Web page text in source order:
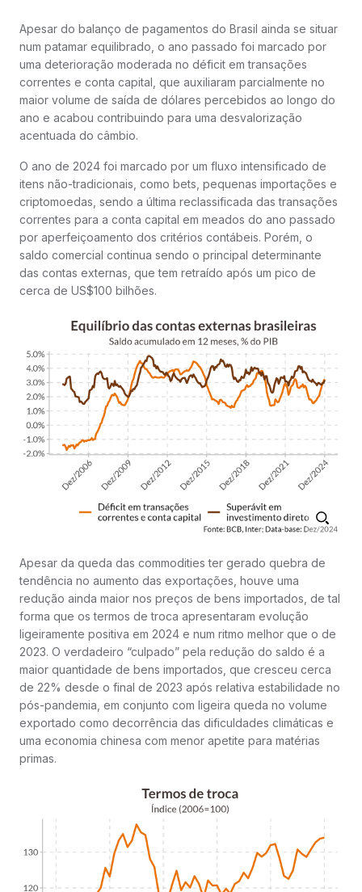
Apesar do balanço de pagamentos do Brasil ainda se situar
num patamar equilibrado, o ano passado foi marcado por
uma deterioração moderada no déficit em transações
correntes e conta capital, que auxiliaram parcialmente no
maior volume de saída de dólares percebidos ao longo do
ano e acabou contribuindo para uma desvalorização
acentuada do câmbio.
O ano de 2024 foi marcado por um fluxo intensificado de
itens não-tradicionais, como bets, pequenas importações e
criptomoedas, sendo a última reclassificada das transações
correntes para a conta capital em meados do ano passado
por aperfeiçoamento dos critérios contábeis. Porém, o
saldo comercial continua sendo o principal determinante
das contas externas, que tem retraído após um pico de
cerca de US$100 bilhões.
Apesar da queda das commodities ter gerado quebra de
tendência no aumento das exportações, houve uma
redução ainda maior nos preços de bens importados, de tal
forma que os termos de troca apresentaram evolução
ligeiramente positiva em 2024 e num ritmo melhor que o de
2023. O verdadeiro “culpado” pela redução do saldo é a
maior quantidade de bens importados, que cresceu cerca
de 22% desde o final de 2023 após relativa estabilidade no
pós-pandemia, em conjunto com ligeira queda no volume
exportado como decorrência das dificuldades climáticas e
uma economia chinesa com menor apetite para matérias
primas.